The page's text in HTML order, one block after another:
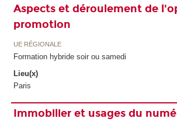
Aspects et déroulement de
promotion
UE RÉGIONALE
Formation hybride soir ou samedi
Lieu(x)
Paris
Immobilier et usages du